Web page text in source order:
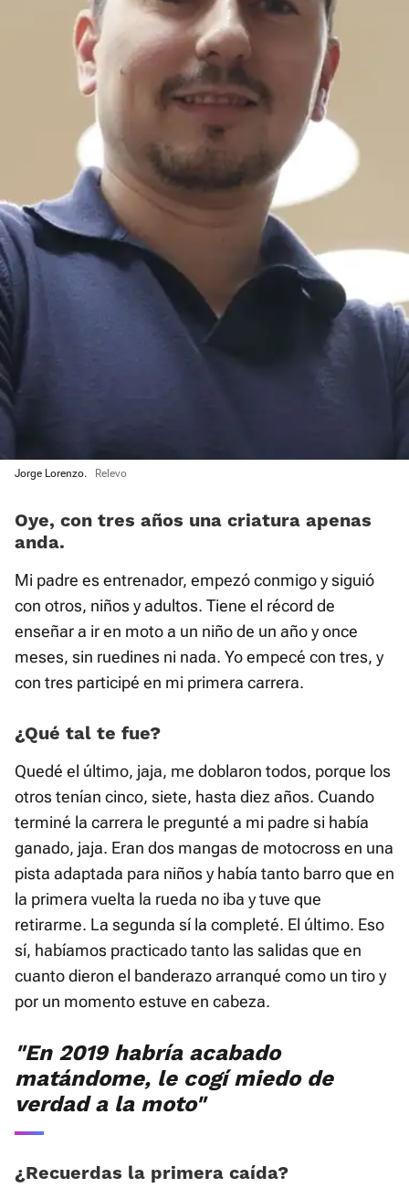
Jorge Lorenzo. Relevo
Oye, con tres años una criatura apenas
anda.
Mi padre es entrenador, empezó conmigo y siguió
con otros, niños y adultos. Tiene el récord de
enseñar a ir en moto a un niño de un año y once
meses, sin ruedines ni nada. Yo empecé con tres, y
con tres participé en mi primera carrera.
¿Qué tal te fue?
Quedé el último, jaja, me doblaron todos, porque los
otros tenían cinco, siete, hasta diez años. Cuando
terminé la carrera le pregunté a mi padre si había
ganado, jaja. Eran dos mangas de motocross en una
pista adaptada para niños y había tanto barro que en
la primera vuelta la rueda no iba y tuve que
retirarme. La segunda sí la completé. El último. Eso
sí, habíamos practicado tanto las salidas que en
cuanto dieron el banderazo arranqué como un tiro y
por un momento estuve en cabeza.
"En 2019 habría acabado
matándome, le cogí miedo de
verdad a la moto"
¿Recuerdas la primera caída?